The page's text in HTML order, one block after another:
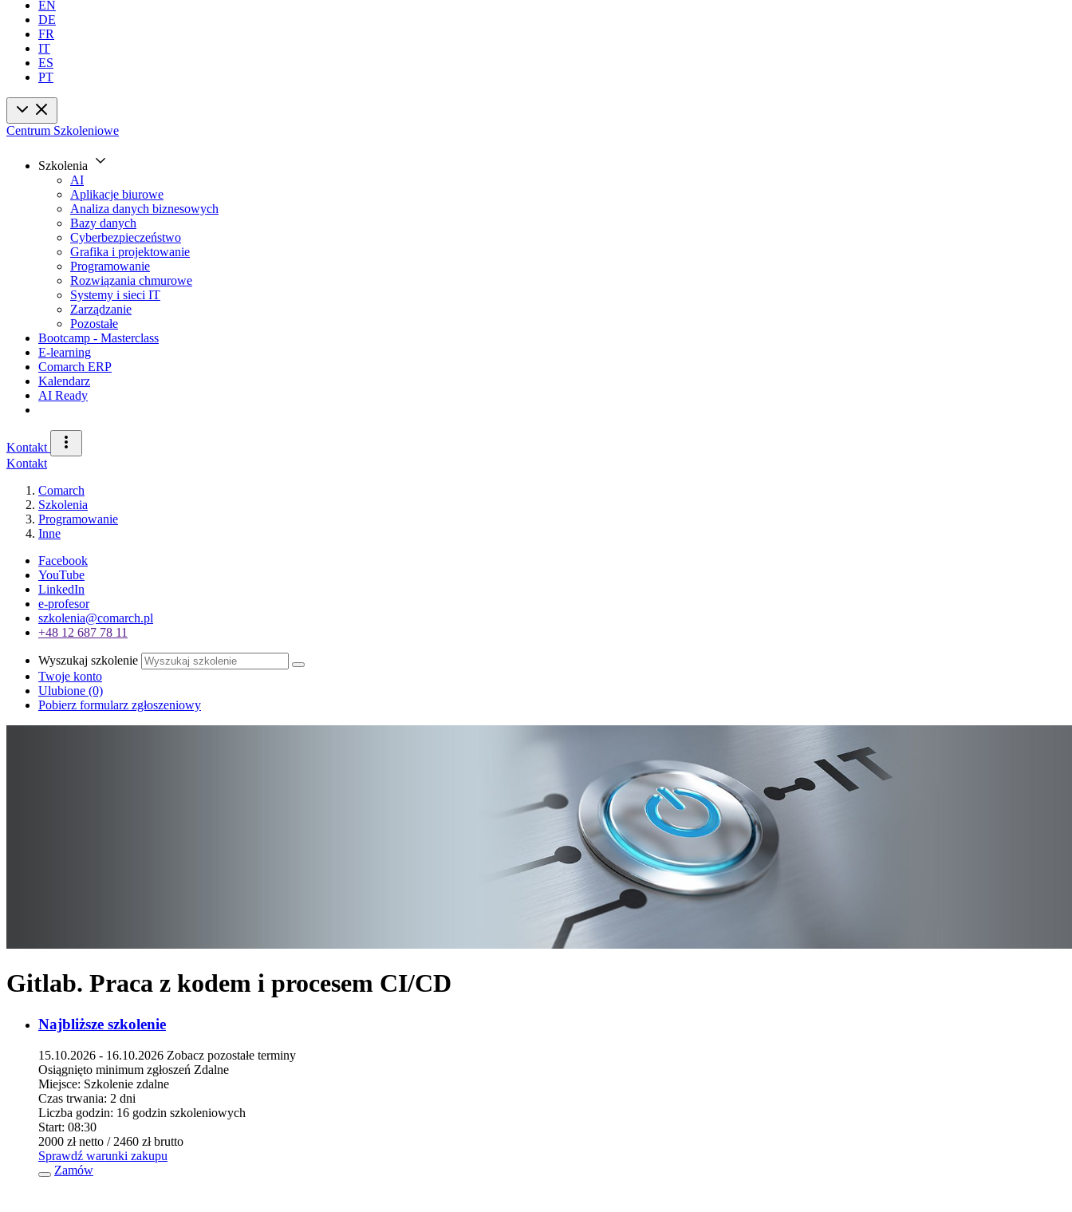
EN
DE
FR
IT
ES
PT
Centrum Szkoleniowe
Szkolenia
AI
Aplikacje biurowe
Analiza danych biznesowych
Bazy danych
Cyberbezpieczeństwo
Grafika i projektowanie
Programowanie
Rozwiązania chmurowe
Systemy i sieci IT
Zarządzanie
Pozostałe
Bootcamp - Masterclass
E-learning
Comarch ERP
Kalendarz
AI Ready
Kontakt
Kontakt
Comarch
Szkolenia
Programowanie
Inne
Facebook
YouTube
LinkedIn
e-profesor
szkolenia@comarch.pl
+48 12 687 78 11
Wyszukaj szkolenie
Twoje konto
Ulubione (0)
Pobierz formularz zgłoszeniowy
Gitlab. Praca z kodem i procesem CI/CD
Najbliższe szkolenie
15.10.2026 - 16.10.2026 Zobacz pozostałe terminy
Osiągnięto minimum zgłoszeń Zdalne
Miejsce: Szkolenie zdalne
Czas trwania: 2 dni
Liczba godzin: 16 godzin szkoleniowych
Start: 08:30
2000 złnetto / 2460 złbrutto
Sprawdź warunki zakupu
Zamów